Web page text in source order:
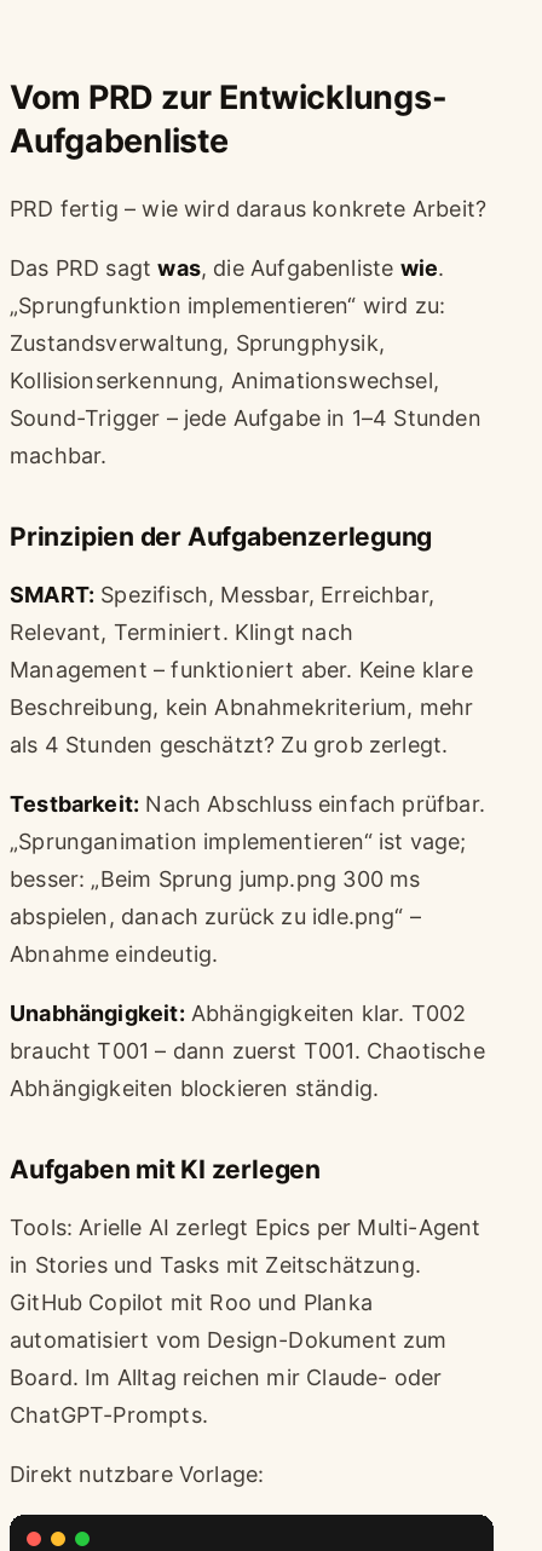
Vom PRD zur Entwicklungs-
Aufgabenliste
PRD fertig – wie wird daraus konkrete Arbeit?
Das PRD sagtwas, die Aufgabenliste wie.
„Sprungfunktion implementieren“ wird zu:
Zustandsverwaltung, Sprungphysik,
Kollisionserkennung, Animationswechsel,
Sound-Trigger – jede Aufgabe in 1–4 Stunden
machbar.
Prinzipien der Aufgabenzerlegung
SMART: Spezifisch, Messbar, Erreichbar,
Relevant, Terminiert. Klingt nach
Management – funktioniert aber. Keine klare
Beschreibung, kein Abnahmekriterium, mehr
als 4 Stunden geschätzt? Zu grob zerlegt.
Testbarkeit: Nach Abschluss einfach prüfbar.
„Sprunganimation implementieren“ ist vage;
besser: „Beim Sprung jump.png 300 ms
abspielen, danach zurück zu idle.png“ –
Abnahme eindeutig.
Unabhängigkeit: Abhängigkeiten klar. T002
braucht T001 – dann zuerst T001. Chaotische
Abhängigkeiten blockieren ständig.
Aufgaben mit KI zerlegen
Tools: Arielle AI zerlegt Epics per Multi-Agent
in Stories und Tasks mit Zeitschätzung.
GitHub Copilot mit Roo und Planka
automatisiert vom Design-Dokument zum
Board. Im Alltag reichen mir Claude- oder
ChatGPT-Prompts.
Direkt nutzbare Vorlage: